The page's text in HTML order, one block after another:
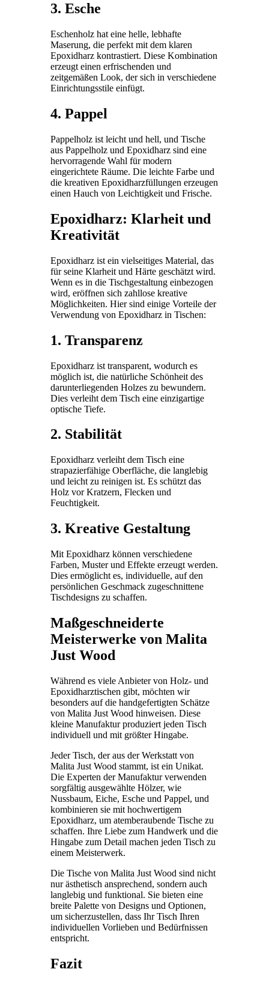
3. Esche
Eschenholz hat eine helle, lebhafte
Maserung, die perfekt mit dem klaren
Epoxidharz kontrastiert. Diese Kombination
erzeugt einen erfrischenden und
zeitgemäßen Look, der sich in verschiedene
Einrichtungsstile einfügt.
4. Pappel
Pappelholz ist leicht und hell, und Tische
aus Pappelholz und Epoxidharz sind eine
hervorragende Wahl für modern
eingerichtete Räume. Die leichte Farbe und
die kreativen Epoxidharzfüllungen erzeugen
einen Hauch von Leichtigkeit und Frische.
Epoxidharz: Klarheit und
Kreativität
Epoxidharz ist ein vielseitiges Material, das
für seine Klarheit und Härte geschätzt wird.
Wenn es in die Tischgestaltung einbezogen
wird, eröffnen sich zahllose kreative
Möglichkeiten. Hier sind einige Vorteile der
Verwendung von Epoxidharz in Tischen:
1. Transparenz
Epoxidharz ist transparent, wodurch es
möglich ist, die natürliche Schönheit des
darunterliegenden Holzes zu bewundern.
Dies verleiht dem Tisch eine einzigartige
optische Tiefe.
2. Stabilität
Epoxidharz verleiht dem Tisch eine
strapazierfähige Oberfläche, die langlebig
und leicht zu reinigen ist. Es schützt das
Holz vor Kratzern, Flecken und
Feuchtigkeit.
3. Kreative Gestaltung
Mit Epoxidharz können verschiedene
Farben, Muster und Effekte erzeugt werden.
Dies ermöglicht es, individuelle, auf den
persönlichen Geschmack zugeschnittene
Tischdesigns zu schaffen.
Maßgeschneiderte
Meisterwerke von Malita
Just Wood
Während es viele Anbieter von Holz- und
Epoxidharztischen gibt, möchten wir
besonders auf die handgefertigten Schätze
von Malita Just Wood hinweisen. Diese
kleine Manufaktur produziert jeden Tisch
individuell und mit größter Hingabe.
Jeder Tisch, der aus der Werkstatt von
Malita Just Wood stammt, ist ein Unikat.
Die Experten der Manufaktur verwenden
sorgfältig ausgewählte Hölzer, wie
Nussbaum, Eiche, Esche und Pappel, und
kombinieren sie mit hochwertigem
Epoxidharz, um atemberaubende Tische zu
schaffen. Ihre Liebe zum Handwerk und die
Hingabe zum Detail machen jeden Tisch zu
einem Meisterwerk.
Die Tische von Malita Just Wood sind nicht
nur ästhetisch ansprechend, sondern auch
langlebig und funktional. Sie bieten eine
breite Palette von Designs und Optionen,
um sicherzustellen, dass Ihr Tisch Ihren
individuellen Vorlieben und Bedürfnissen
entspricht.
Fazit